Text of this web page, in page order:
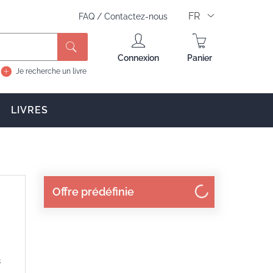
FAQ / Contactez-nous FR
Je recherche un livre
Connexion Panier
LIVRES
Offre prédéfinie